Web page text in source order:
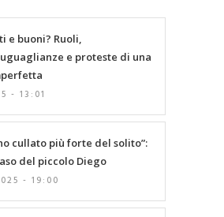
e buoni? Ruoli,
e proteste di una
- 13:01
cullato più forte del solito”:
del piccolo Diego
- 19:00